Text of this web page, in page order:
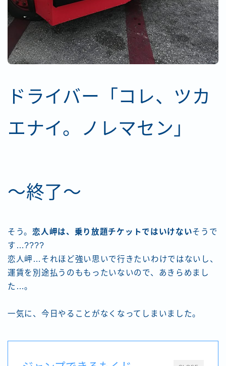
ドライバー「コレ、ツカ
エナイ。ノレマセン」
～終了～
そう。恋人岬は、乗り放題チケットではいけないそうで
す…????
恋人岬…それほど強い思いで行きたいわけではないし、
運賃を別途払うのももったいないので、あきらめまし
た…。
一気に、今日やることがなくなってしまいました。